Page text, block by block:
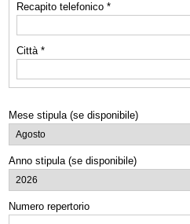
Recapito telefonico *
Città *
Mese stipula (se disponibile)
Anno stipula (se disponibile)
Numero repertorio